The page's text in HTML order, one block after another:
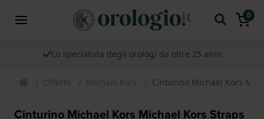
0
Lo specialista degli orologi da oltre 25 anni
Offerte Michael Kors Cinturino Michael Kors
Cinturino Michael Kors Michael Kors Straps